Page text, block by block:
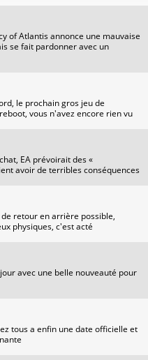
of Atlantis annonce une mauvaise
se fait pardonner avec un
le prochain gros jeu de
vous n'avez encore rien vu
EA prévoirait des «
avoir de terribles conséquences
de retour en arrière possible,
physiques, c'est acté
avec une belle nouveauté pour
tous a enfin une date officielle et